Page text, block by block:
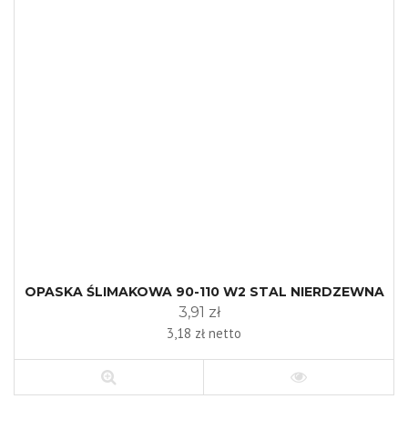
OPASKA ŚLIMAKOWA 90-110 W2 STAL NIERDZEWNA
3,91 zł
3,18 zł netto